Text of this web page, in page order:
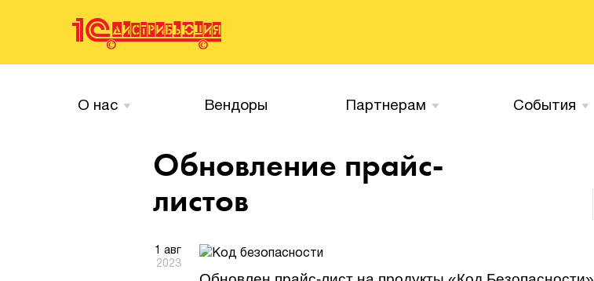
О нас Вендоры Партнерам События
Обновление прайс-
листов
1 авг
2023